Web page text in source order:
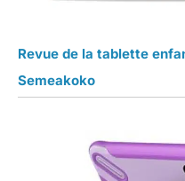
Revue de la tablette
Semeakoko